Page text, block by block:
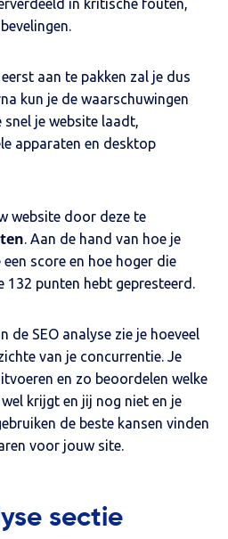
in kritische fouten,
aan te pakken zal je dus
kun je de waarschuwingen
snel je website laadt,
apparaten en desktop
website door deze te
. Aan de hand van hoe je
score en hoe hoger die
132 punten hebt gepresteerd.
de SEO analyse zie je hoeveel
van je concurrentie. Je
en zo beoordelen welke
krijgt en jij nog niet en je
de beste kansen vinden
voor jouw site.
sectie